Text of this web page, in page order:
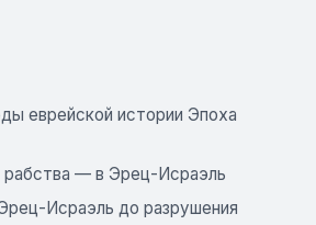
еврейской истории Эпоха
рабства — в Эрец-Исраэль
Исраэль до разрушения